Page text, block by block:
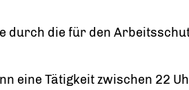
durch die für den
eine Tätigkeit zwischen 22